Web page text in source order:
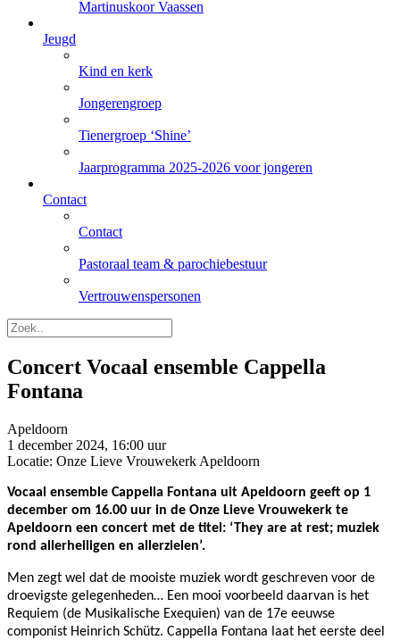
Martinuskoor Vaassen
Jeugd
Kind en kerk
Jongerengroep
Tienergroep ‘Shine’
Jaarprogramma 2025-2026 voor jongeren
Contact
Contact
Pastoraal team & parochiebestuur
Vertrouwenspersonen
Concert Vocaal ensemble Cappella
Fontana
Apeldoorn
1 december 2024, 16:00 uur
Locatie: Onze Lieve Vrouwekerk Apeldoorn
Vocaal ensemble Cappella Fontana uit Apeldoorn geeft op 1
december om 16.00 uur in de Onze Lieve Vrouwekerk te
Apeldoorn een concert met de titel: ‘They are at rest; muziek
rond allerheiligen en allerzielen’.
Men zegt wel dat de mooiste muziek wordt geschreven voor de
droevigste gelegenheden… Een mooi voorbeeld daarvan is het
Requiem (de Musikalische Exequien) van de 17e eeuwse
componist Heinrich Schütz. Cappella Fontana laat het eerste deel